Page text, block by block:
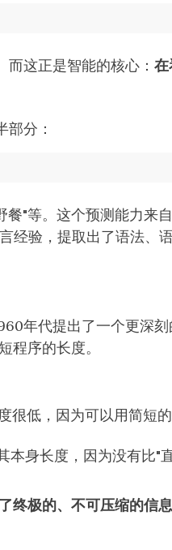
这正是智能的核心：
分：
餐"等。这个预测能力来
经验，提取出了语法、
年代提出了一个更深刻
程序的长度。
很低，因为可以用简短的
身长度，因为没有比"
极的、不可压缩的信